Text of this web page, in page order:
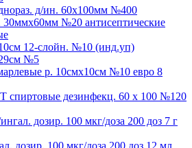
д/ин. 60х100мм №400
30ммх60мм №20 антисептические
12-слойн. №10 (инд.уп)
№5
р. 10смх10см №10 евро 8
дезинфекц. 60 х 100 №120
дозир. 100 мкг/доза 200 доз 7 г
дозир. 100 мкг/доза 200 доз 12 мл